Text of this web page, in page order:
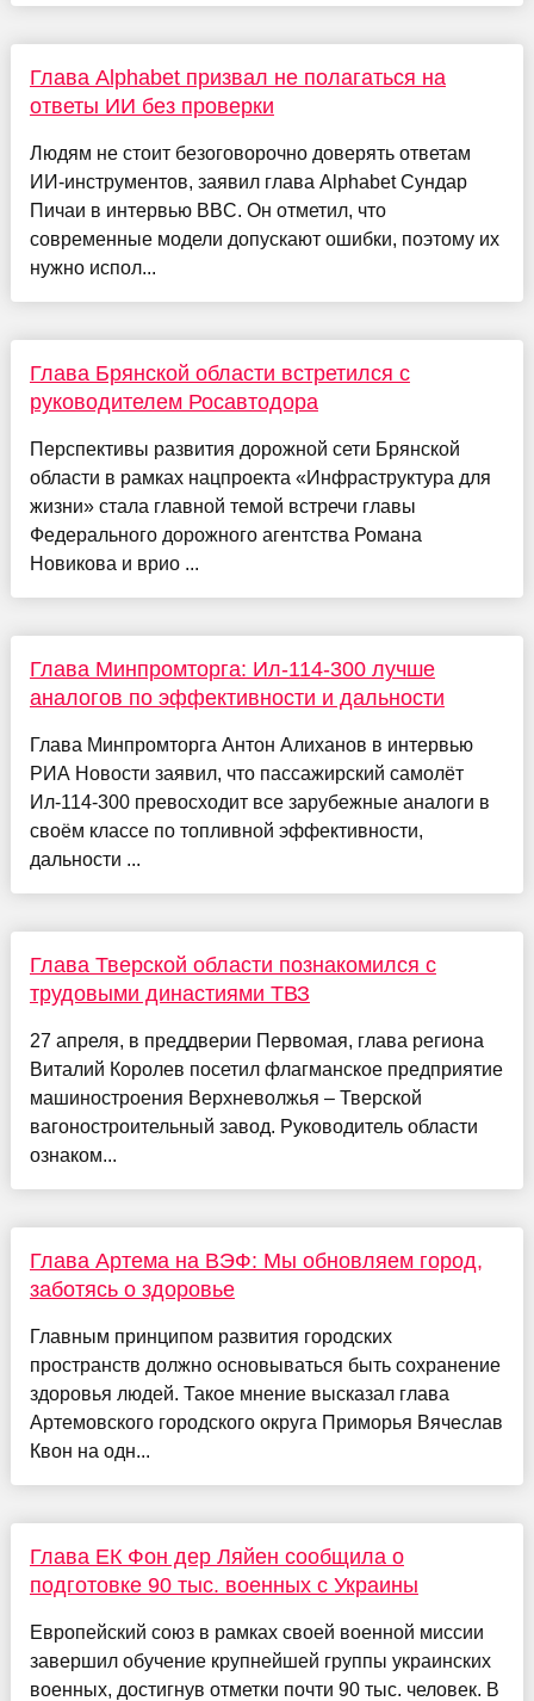
Глава Alphabet призвал не полагаться на
ответы ИИ без проверки
Людям не стоит безоговорочно доверять ответам
ИИ-инструментов, заявил глава Alphabet Сундар
Пичаи в интервью BBC. Он отметил, что
современные модели допускают ошибки, поэтому их
нужно испол...
Глава Брянской области встретился с
руководителем Росавтодора
Перспективы развития дорожной сети Брянской
области в рамках нацпроекта «Инфраструктура для
жизни» стала главной темой встречи главы
Федерального дорожного агентства Романа
Новикова и врио ...
Глава Минпромторга: Ил-114-300 лучше
аналогов по эффективности и дальности
Глава Минпромторга Антон Алиханов в интервью
РИА Новости заявил, что пассажирский самолёт
Ил-114-300 превосходит все зарубежные аналоги в
своём классе по топливной эффективности,
дальности ...
Глава Тверской области познакомился с
трудовыми династиями ТВЗ
27 апреля, в преддверии Первомая, глава региона
Виталий Королев посетил флагманское предприятие
машиностроения Верхневолжья – Тверской
вагоностроительный завод. Руководитель области
ознаком...
Глава Артема на ВЭФ: Мы обновляем город,
заботясь о здоровье
Главным принципом развития городских
пространств должно основываться быть сохранение
здоровья людей. Такое мнение высказал глава
Артемовского городского округа Приморья Вячеслав
Квон на одн...
Глава ЕК Фон дер Ляйен сообщила о
подготовке 90 тыс. военных с Украины
Европейский союз в рамках своей военной миссии
завершил обучение крупнейшей группы украинских
военных, достигнув отметки почти 90 тыс. человек. В